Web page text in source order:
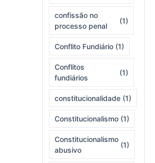
confissão no
processo penal
(1)
Conflito Fundiário (1)
Conflitos
fundiários
(1)
constitucionalidade (1)
Constitucionalismo (1)
Constitucionalismo
abusivo
(1)